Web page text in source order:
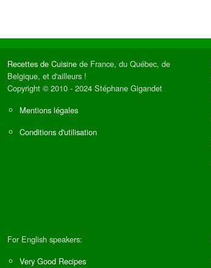
Recettes de Cuisine de France, du Québec, de
Belgique, et d'ailleurs !
Copyright © 2010 - 2024 Stéphane Gigandet
Mentions légales
Conditions d'utilisation
For English speakers:
Very Good Recipes